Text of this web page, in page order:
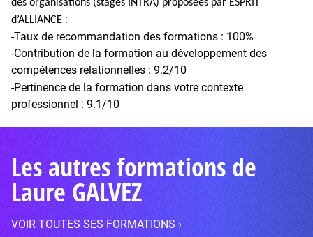
des organisations (stages INTRA) proposées par ESPRIT
d’ALLIANCE :
-Taux de recommandation des formations : 100%
-Contribution de la formation au développement des
compétences relationnelles : 9.2/10
-Pertinence de la formation dans votre contexte
professionnel : 9.1/10
Les autres formations de
Laure GALVEZ
VOIR TOUTES SES FORMATIONS ›